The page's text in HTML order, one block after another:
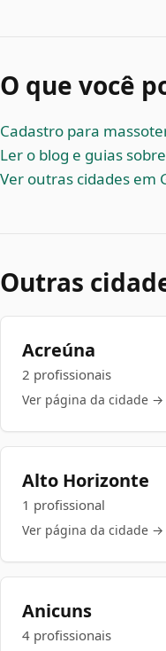
O que você
Cadastro para
Ler o blog e guias
Ver outras cidades em
Outras
Acreúna
2 profissionais
Ver página da cidade →
Alto Horizonte
1 profissional
Ver página da cidade →
Anicuns
4 profissionais